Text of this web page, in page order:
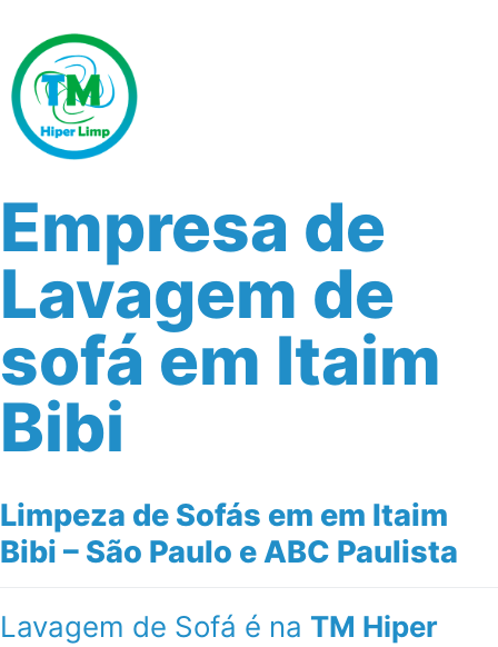
Empresa de
Lavagem de
sofá em Itaim
Bibi
Limpeza de Sofás em em Itaim
Bibi – São Paulo e ABC Paulista
Lavagem de Sofá é na TM Hiper